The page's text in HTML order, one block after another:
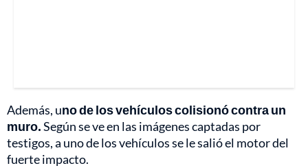
Además, uno de los vehículos colisionó contra un
muro.Según se ve en las imágenes captadas por
testigos, a uno de los vehículos se le salió el motor del
fuerte impacto.